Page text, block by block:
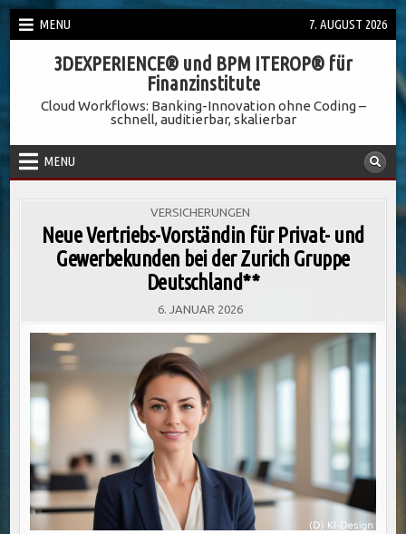
Skip
to
MENU 7. AUGUST 2026
3DEXPERIENCE® und BPM ITEROP® für
Finanzinstitute
Cloud Workflows: Banking-Innovation ohne Coding –
schnell, auditierbar, skalierbar
MENU
POSTED
VERSICHERUNGEN
Neue Vertriebs-Vorständin für Privat- und
Gewerbekunden bei der Zurich Gruppe
Deutschland**
6. JANUAR 2026